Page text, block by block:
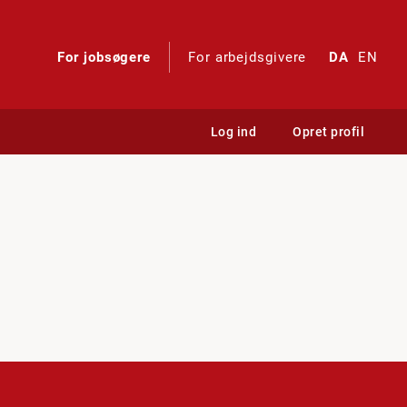
For jobsøgere For arbejdsgivere DA EN
Log ind Opret profil